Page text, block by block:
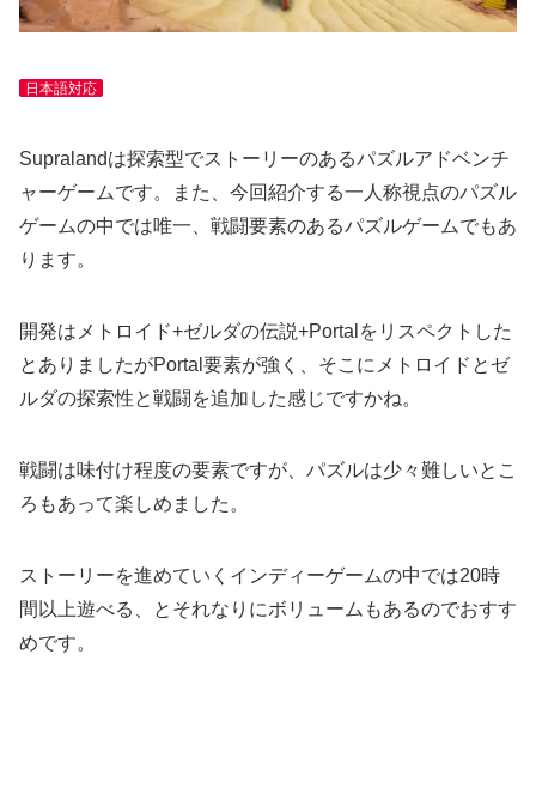
日本語対応
Supralandは探索型でストーリーのあるパズルアドベンチ
ャーゲームです。また、今回紹介する一人称視点のパズル
ゲームの中では唯一、戦闘要素のあるパズルゲームでもあ
ります。
開発はメトロイド+ゼルダの伝説+Portalをリスペクトした
とありましたがPortal要素が強く、そこにメトロイドとゼ
ルダの探索性と戦闘を追加した感じですかね。
戦闘は味付け程度の要素ですが、パズルは少々難しいとこ
ろもあって楽しめました。
ストーリーを進めていくインディーゲームの中では20時
間以上遊べる、とそれなりにボリュームもあるのでおすす
めです。